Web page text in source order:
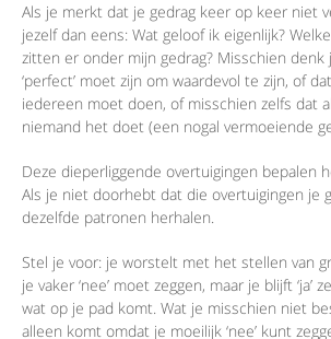
Als je merkt dat je gedrag keer op keer niet
jezelf dan eens: Wat geloof ik eigenlijk?
zitten er onder mijn gedrag? Misschien denk
‘perfect’ moet zijn om waardevol te zijn, of
iedereen moet doen, of misschien zelfs dat
niemand het doet (een nogal vermoeiende
Deze dieperliggende overtuigingen bepalen
Als je niet doorhebt dat die overtuigingen je
dezelfde patronen herhalen.
Stel je voor: je worstelt met het stellen van
je vaker ‘nee’ moet zeggen, maar je blijft ‘ja’
wat op je pad komt. Wat je misschien niet
alleen komt omdat je moeilijk ‘nee’ kunt